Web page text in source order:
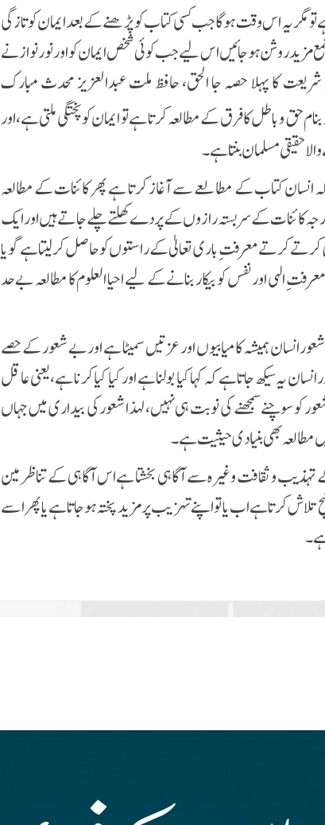
تو مگر یہ اس وقت ہوگا جب کسی کتاب کو پڑھنے کے بعد ایمان کو تازگی
مزید روشن ہوجائیں اس لیے جب کوئی شخص ایمان کو اور نور نواز نے
شریعت کا پہلا حصہ جا الحق، حافظ ملت عبدالعزیز محدث مبارک
بنام حق و باطل کافرق کے مطالعہ کرتا ہے تو ایمان کو پختگی ملتی ہے، اور
حقیقی مسلما ن بنتا ہے۔
کتاب کے مطالعے سے آغاز کرتا ہے پھر کائنات کے مطالعہ
کائنات کے سربستہ رازوں کے پردے کھلتے چلے جاتے ہیں اور ایک
کرتے معرفتِ باری تعالیٰ کے راستوں کو حاصل کرلیتا ہے گویا
الہی اور نفس کو بیکار بنانے کے لیے احیا العلوم کا مطالعہ بے حد
انسان ہمیشہ کا میابیوں اور عزتیں سمیٹا ہے اور بے شعور کے حصے
یہ سیکھ جاتا ہے کہ کہا کیا بولنا ہے اور کیا کیا کرنا ہے، یعنی عاقل
کو سوچنے سمجھنے کی نوبت ہی نہیں، لہذا شعور کی بیداری میں جہاں
مطالعہ بھی بنیادی حیثیت ہے۔
و ثقافت وغیرہ سے آگاہی بخشتا ہے اس آگاہی کے تناظر مین
تلاش کرتا ہے اب یا تو اپنے تہزیب پر مزید پختہ ہوجاتا ہے یا پھر اسے